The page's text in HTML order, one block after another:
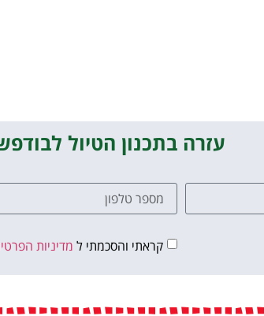
עזרה בתכנון הטיול
קראתי והסכמתי ל מדיניות